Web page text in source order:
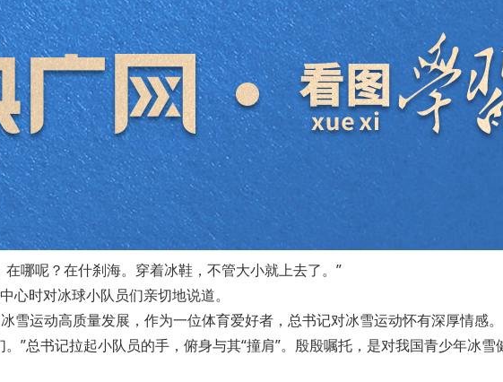
哪呢？在什刹海。穿着冰鞋，不管大小就上去了。”
时对冰球小队员们亲切地说道。
运动高质量发展，作为一位体育爱好者，总书记对冰雪运动怀有深厚情感。
”总书记拉起小队员的手，俯身与其“撞肩”。殷殷嘱托，是对我国青少年冰